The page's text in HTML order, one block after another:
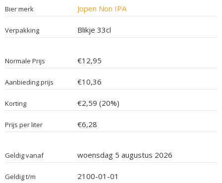
Bier merk Jopen Non IPA
Verpakking Blikje 33cl
Normale Prijs €12,95
Aanbieding prijs €10,36
Korting €2,59 (20%)
Prijs per liter €6,28
Geldig vanaf woensdag 5 augustus 2026
Geldig t/m 2100-01-01